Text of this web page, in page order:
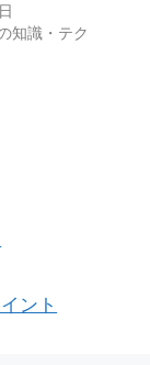
知識・テク
ント